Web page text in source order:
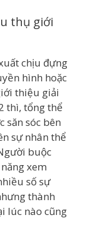
thụ giới
chịu đựng
hình hoặc
thiệu giải
thì, tổng thể
săn sóc bên
sự nhân thể
buộc
xem
số sự
thành
lúc nào cũng